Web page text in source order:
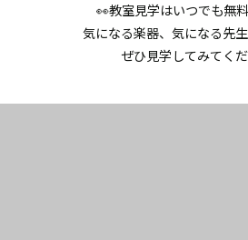
👀教室見学はいつでも無料
気になる楽器、気になる先生
ぜひ見学してみてくだ